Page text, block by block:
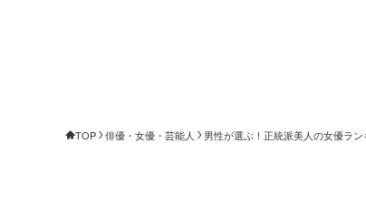
TOP 俳優・女優・芸能人 男性が選ぶ！正統派美人の女優ラ